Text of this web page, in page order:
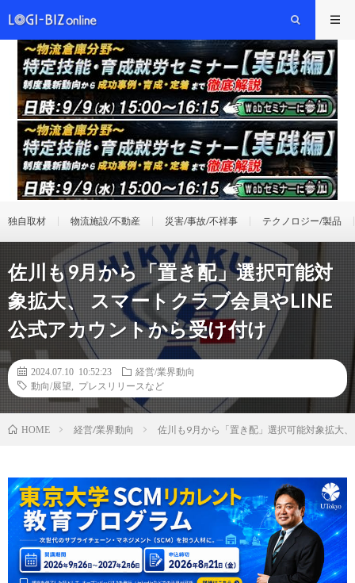
独自取材 物流施設/不動産 災害/事故/不祥事 テクノロジー/製品
佐川も9月から「置き配」選択可能対
象拡大、 スマートクラブ会員やLINE
公式アカウントから受け付け
2024.07.10 10:52:23
経営/業界動向
動向/展望
プレスリリースなど
HOME 経営/業界動向 佐川も9月から「置き配」選択可能対象拡大